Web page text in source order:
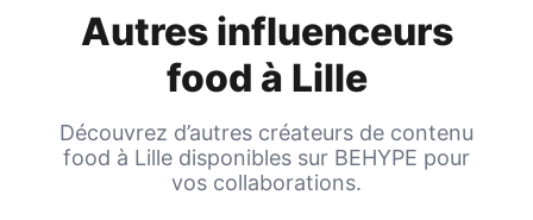
Autres influenceurs
food à Lille
Découvrez d’autres créateurs de contenu
food à Lille disponibles sur BEHYPE pour
vos collaborations.